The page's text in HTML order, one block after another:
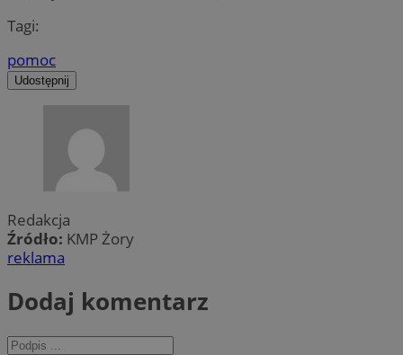
Tagi:
pomoc
Udostępnij
Redakcja
Źródło: KMP Żory
reklama
Dodaj komentarz